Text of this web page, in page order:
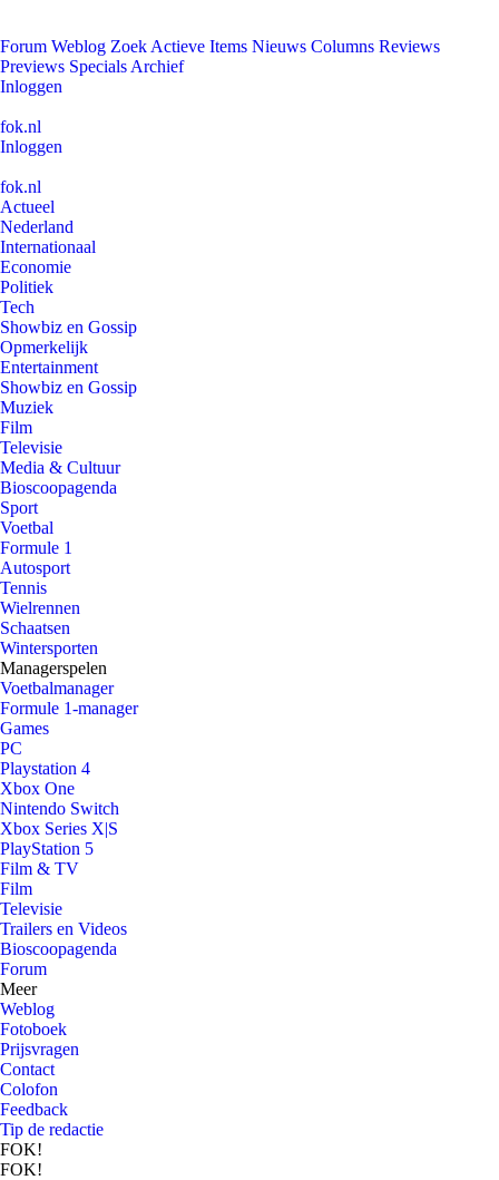
Forum Weblog Zoek Actieve Items Nieuws Columns Reviews
Previews Specials Archief
Inloggen
fok.nl
Inloggen
fok.nl
Actueel
Nederland
Internationaal
Economie
Politiek
Tech
Showbiz en Gossip
Opmerkelijk
Entertainment
Showbiz en Gossip
Muziek
Film
Televisie
Media & Cultuur
Bioscoopagenda
Sport
Voetbal
Formule 1
Autosport
Tennis
Wielrennen
Schaatsen
Wintersporten
Managerspelen
Voetbalmanager
Formule 1-manager
Games
PC
Playstation 4
Xbox One
Nintendo Switch
Xbox Series X|S
PlayStation 5
Film & TV
Film
Televisie
Trailers en Videos
Bioscoopagenda
Forum
Meer
Weblog
Fotoboek
Prijsvragen
Contact
Colofon
Feedback
Tip de redactie
FOK!
FOK!